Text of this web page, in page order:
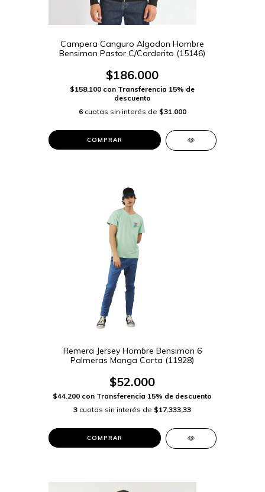
Campera Canguro Algodon Hombre
Bensimon Pastor C/Corderito (15146)
$186.000
$158.100 con Transferencia 15% de
descuento
6 cuotas sin interés de $31.000
COMPRAR
Remera Jersey Hombre Bensimon 6
Palmeras Manga Corta (11928)
$52.000
$44.200 con Transferencia 15% de descuento
3 cuotas sin interés de $17.333,33
COMPRAR